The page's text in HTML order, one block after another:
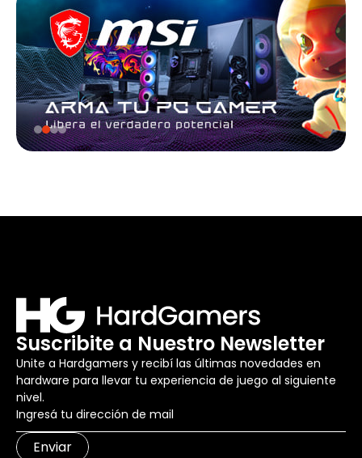
Suscribite a Nuestro Newsletter
Unite a Hardgamers y recibí las últimas novedades en
hardware para llevar tu experiencia de juego al siguiente
nivel.
Enviar